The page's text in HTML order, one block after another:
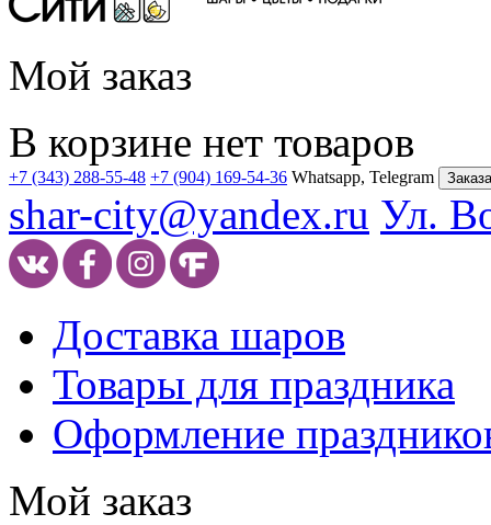
Мой заказ
В корзине нет товаров
+7 (343) 288-55-48 +7 (904) 169-54-36 Whatsapp, Telegram
shar-city@yandex.ru Ул.
Доставка шаров
Товары для праздника
Оформление
Мой заказ